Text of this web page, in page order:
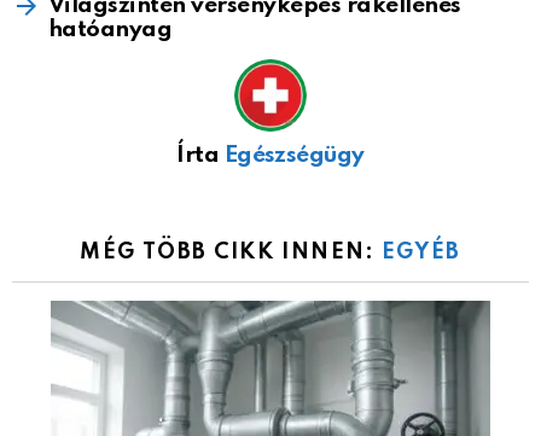
Világszinten versenyképes rákellenes
hatóanyag
Írta Egészségügy
MÉG TÖBB CIKK INNEN: EGYÉB